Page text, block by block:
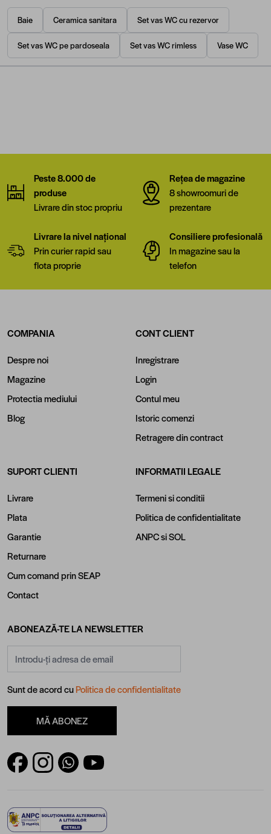
Baie Ceramica sanitara Set vas WC cu rezervor
Set vas WC pe pardoseala Set vas WC rimless Vase WC
Peste 8.000 de
produse
Livrare din stoc propriu
Rețea de magazine
8 showroomuri de
prezentare
Livrare la nivel național
Prin curier rapid sau
flota proprie
Consiliere profesională
In magazine sau la
telefon
COMPANIA
Despre noi
Magazine
Protectia mediului
Blog
CONT CLIENT
Inregistrare
Login
Contul meu
Istoric comenzi
Retragere din contract
SUPORT CLIENTI
Livrare
Plata
Garantie
Returnare
Cum comand prin SEAP
Contact
INFORMATII LEGALE
Termeni si conditii
Politica de confidentialitate
ANPCsiSOL
ABONEAZĂ-TE LA NEWSLETTER
Sunt de acord cuPolitica de confidentialitate
MĂ ABONEZ